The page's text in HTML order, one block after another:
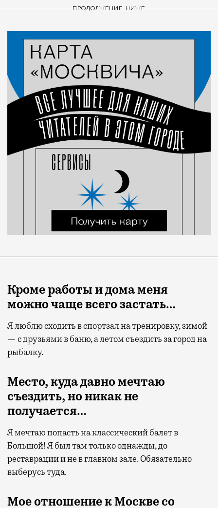
ПРОДОЛЖЕНИЕ НИЖЕ
Кроме работы и дома меня
можно чаще всего застать…
Я люблю сходить в спортзал на тренировку, зимой
— с друзьями в баню, а летом съездить за город на
рыбалку.
Место, куда давно мечтаю
съездить, но никак не
получается…
Я мечтаю попасть на классический балет в
Большой! Я был там только однажды, до
реставрации и не в главном зале. Обязательно
выберусь туда.
Мое отношение к Москве со